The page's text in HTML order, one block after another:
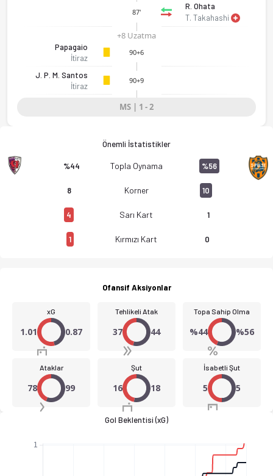
Kyoto Sanga FC - Shimizu S-Pulse 1-2 bitti. Gol anları,
87'
R. Ohata
T. Takahashi
+8 Uzatma
Papagaio
İtiraz
90+6
J. P. M. Santos
İtiraz
90+9
MS | 1 - 2
Önemli İstatistikler
%44 Topla Oynama %56
8 Korner 10
4 Sarı Kart 1
1 Kırmızı Kart 0
Ofansif Aksiyonlar
xG
1.01 0.87
Tehlikeli Atak
37 44
Topa Sahip Olma
%44 %56
Ataklar
78 99
Şut
16 18
İsabetli Şut
5 5
Gol Beklentisi (xG)